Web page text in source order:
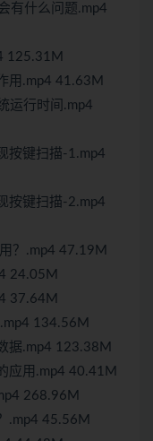
有什么问题.mp4
125.31M
用.mp4 41.63M
运行时间.mp4
按键扫描-1.mp4
按键扫描-2.mp4
？.mp4 47.19M
24.05M
37.64M
134.56M
据.mp4 123.38M
应用.mp4 40.41M
268.96M
.mp4 45.56M